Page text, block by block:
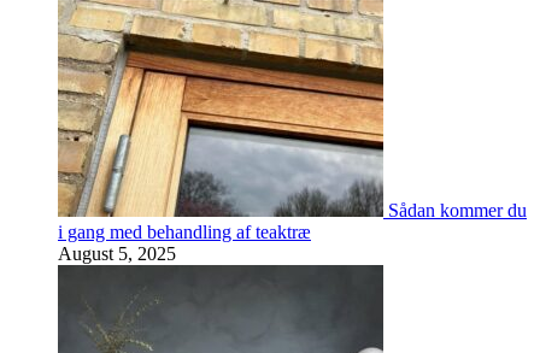
Sådan kommer du
i gang med behandling af teaktræ
August 5, 2025